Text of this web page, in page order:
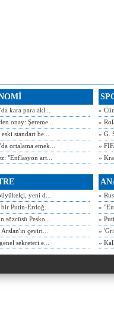
kara para akl...
onay: Şereme...
standart be...
ortalama emek...
"Enflasyon art...
»
»
» G.
»
»
yeni d...
Putin-Erdoğ...
sözcüsü Pesko...
çeviri...
sekreteri e...
»
»
»
»
»